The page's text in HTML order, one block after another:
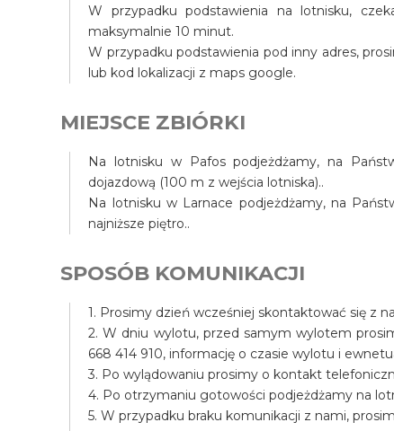
W przypadku podstawienia na lotnisku,
maksymalnie 10 minut.
W przypadku podstawienia pod inny adres,
lub kod lokalizacji z maps google.
MIEJSCE ZBIÓRKI
Na lotnisku w Pafos podjeżdżamy, na
dojazdową (100 m z wejścia lotniska)..
Na lotnisku w Larnace podjeżdżamy, na
najniższe piętro..
SPOSÓB KOMUNIKACJI
1. Prosimy dzień wcześniej skontaktować się z
2. W dniu wylotu, przed samym wylotem
668 414 910, informację o czasie wylotu i
3. Po wylądowaniu prosimy o kontakt
4. Po otrzymaniu gotowości podjeżdżamy na
5. W przypadku braku komunikacji z nami,